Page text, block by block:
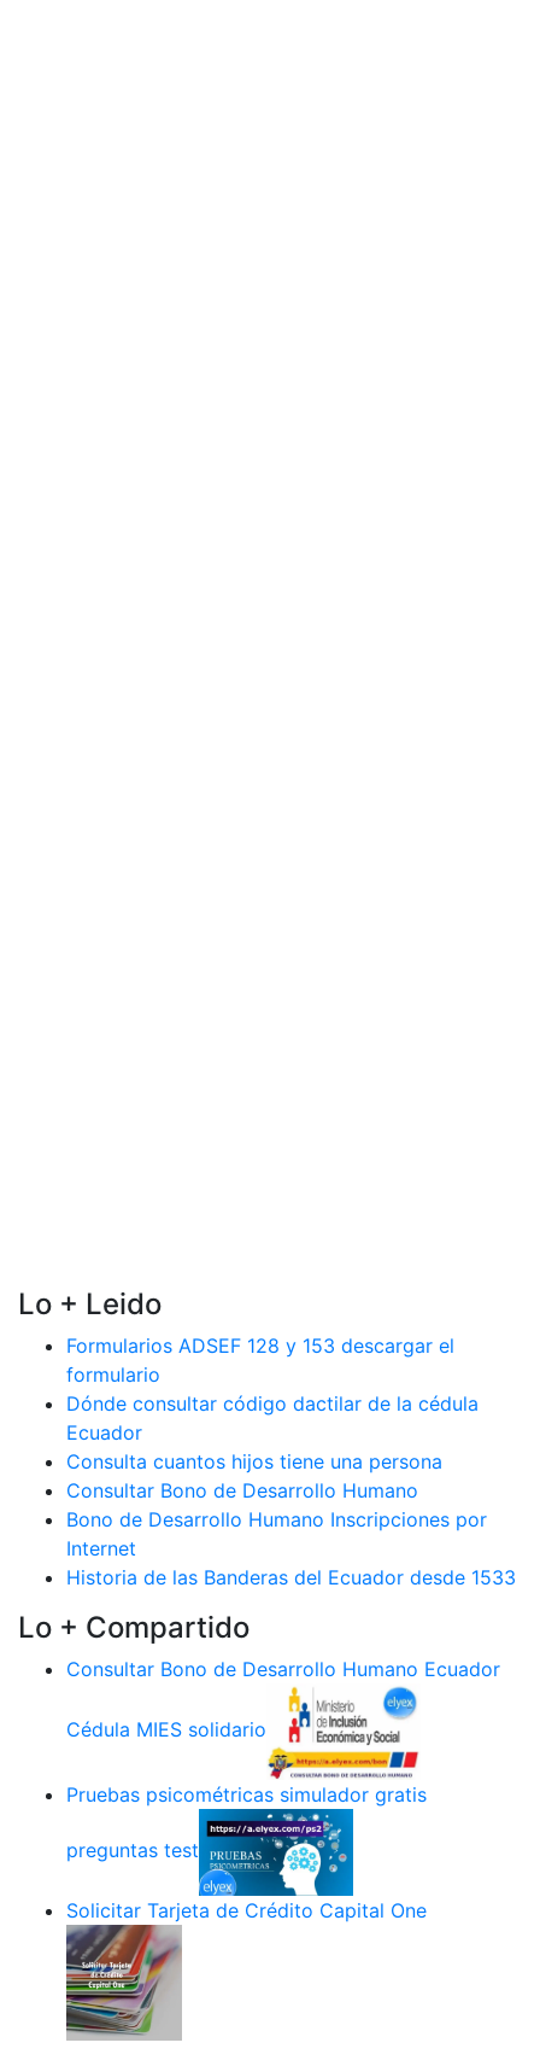
Lo + Leido
Formularios ADSEF 128 y 153 descargar el
formulario
Dónde consultar código dactilar de la cédula
Ecuador
Consulta cuantos hijos tiene una persona
Consultar Bono de Desarrollo Humano
Bono de Desarrollo Humano Inscripciones por
Internet
Historia de las Banderas del Ecuador desde 1533
Lo + Compartido
Consultar Bono de Desarrollo Humano Ecuador
Cédula MIES solidario
Pruebas psicométricas simulador gratis
preguntas test
Solicitar Tarjeta de Crédito Capital One